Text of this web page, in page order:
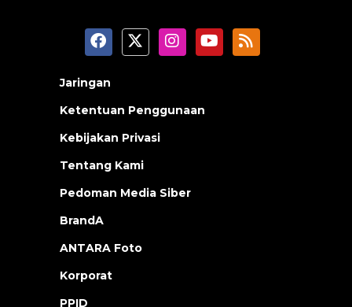
Jaringan
Ketentuan Penggunaan
Kebijakan Privasi
Tentang Kami
Pedoman Media Siber
BrandA
ANTARA Foto
Korporat
PPID